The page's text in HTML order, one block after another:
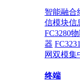
智能融合
信模块信
FC3280
器
网双模集
终端